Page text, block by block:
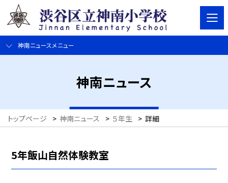
神南ニュースメニュー
神南ニュース
トップページ > 神南ニュース > ５年生 > 詳細
5年飯山自然体験教室